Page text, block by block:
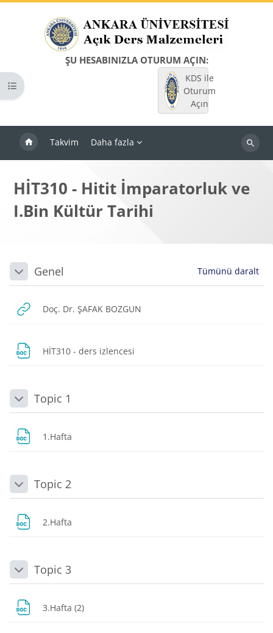
ŞU HESABINIZLA OTURUM AÇIN:
KDS ile
Oturum
Açın
Takvim Daha fazla
Dersleri
Kurs dizinini aç
HİT310 - Hitit İmparatorluk ve
I.Bin Kültür Tarihi
Bloklar
Bölüm anahatları
DaraltGenel Tümünü daralt
Doç. Dr. ŞAFAK BOZGUN
HİT310 - ders izlencesi
DaraltTopic 1
1.Hafta
DaraltTopic 2
2.Hafta
DaraltTopic 3
3.Hafta (2)